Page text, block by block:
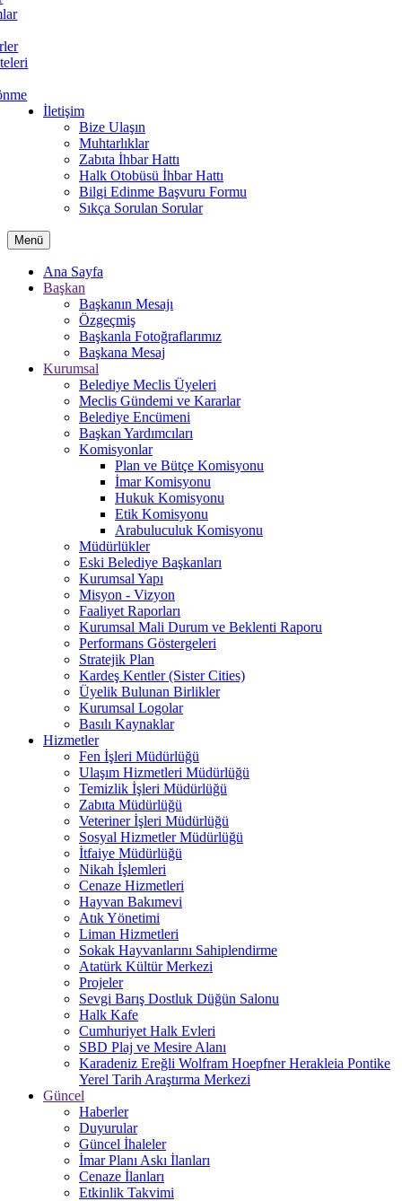
İletişim
Bize Ulaşın
Muhtarlıklar
Zabıta İhbar Hattı
Halk Otobüsü İhbar Hattı
Bilgi Edinme Başvuru Formu
Sıkça Sorulan Sorular
Menü
Ana Sayfa
Başkan
Başkanın Mesajı
Özgeçmiş
Başkanla Fotoğraflarımız
Başkana Mesaj
Kurumsal
Belediye Meclis Üyeleri
Meclis Gündemi ve Kararlar
Belediye Encümeni
Başkan Yardımcıları
Komisyonlar
Plan ve Bütçe Komisyonu
İmar Komisyonu
Hukuk Komisyonu
Etik Komisyonu
Arabuluculuk Komisyonu
Müdürlükler
Eski Belediye Başkanları
Kurumsal Yapı
Misyon - Vizyon
Faaliyet Raporları
Kurumsal Mali Durum ve Beklenti Raporu
Performans Göstergeleri
Stratejik Plan
Kardeş Kentler (Sister Cities)
Üyelik Bulunan Birlikler
Kurumsal Logolar
Basılı Kaynaklar
Hizmetler
Fen İşleri Müdürlüğü
Ulaşım Hizmetleri Müdürlüğü
Temizlik İşleri Müdürlüğü
Zabıta Müdürlüğü
Veteriner İşleri Müdürlüğü
Sosyal Hizmetler Müdürlüğü
İtfaiye Müdürlüğü
Nikah İşlemleri
Cenaze Hizmetleri
Hayvan Bakımevi
Atık Yönetimi
Liman Hizmetleri
Sokak Hayvanlarını Sahiplendirme
Atatürk Kültür Merkezi
Projeler
Sevgi Barış Dostluk Düğün Salonu
Halk Kafe
Cumhuriyet Halk Evleri
SBD Plaj ve Mesire Alanı
Karadeniz Ereğli Wolfram Hoepfner Herakleia Pontike
Yerel Tarih Araştırma Merkezi
Güncel
Haberler
Duyurular
Güncel İhaleler
İmar Planı Askı İlanları
Cenaze İlanları
Etkinlik Takvimi